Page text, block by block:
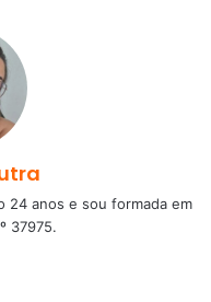
24 anos e sou formada em
37975.